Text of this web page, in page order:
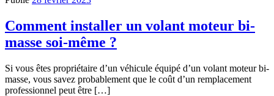
Comment installer un volant moteur bi-
masse soi-même ?
Si vous êtes propriétaire d’un véhicule équipé d’un volant moteur bi-
masse, vous savez probablement que le coût d’un remplacement
professionnel peut être […]